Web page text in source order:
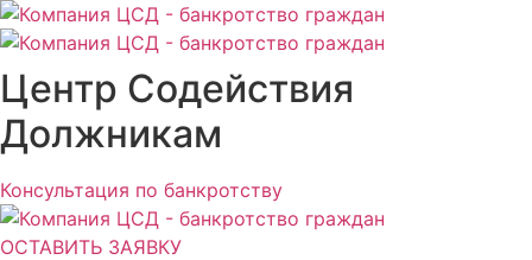
Перейти
к
содержимому
Центр Содействия
Должникам
Консультация по банкротству
ОСТАВИТЬ ЗАЯВКУ